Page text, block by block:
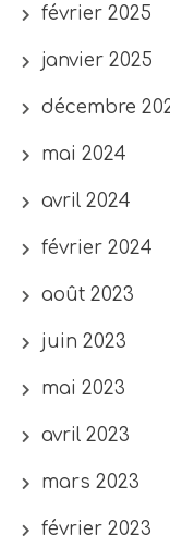
février 2025
janvier 2025
décembre
mai 2024
avril 2024
février 2024
août 2023
juin 2023
mai 2023
avril 2023
mars 2023
février 2023